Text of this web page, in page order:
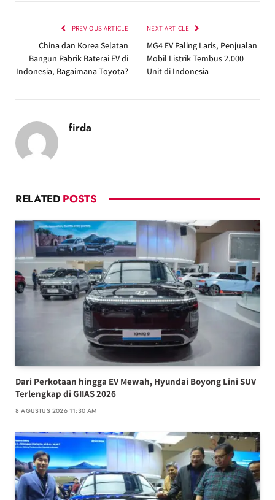
PREVIOUS ARTICLE
China dan Korea Selatan
Bangun Pabrik Baterai EV di
Indonesia, Bagaimana Toyota?
NEXT ARTICLE
MG4 EV Paling Laris, Penjualan
Mobil Listrik Tembus 2.000
Unit di Indonesia
firda
RELATED POSTS
Dari Perkotaan hingga EV Mewah, Hyundai Boyong Lini SUV
Terlengkap di GIIAS 2026
8 AGUSTUS 2026 11:30 AM